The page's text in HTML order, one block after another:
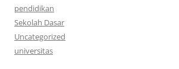
pendidikan
Sekolah Dasar
Uncategorized
universitas